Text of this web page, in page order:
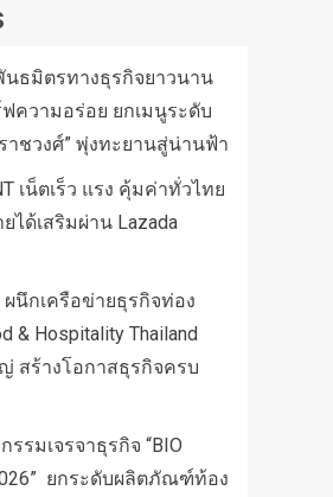
พันธมิตรทางธุรกิจยาวนาน
ความอร่อย ยกเมนูระดับ
าชวงศ์” พุ่งทะยานสู่น่านฟ้า
เน็ตเร็ว แรง คุ้มค่าทั่วไทย
ได้เสริมผ่าน Lazada
นึกเครือข่ายธุรกิจท่อง
& Hospitality Thailand
สร้างโอกาสธุรกิจครบ
รรมเจรจาธุรกิจ “BIO
ยกระดับผลิตภัณฑ์ท้อง